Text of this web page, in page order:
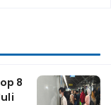
8